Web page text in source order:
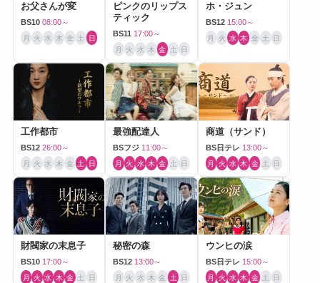
お父さんが変
BS10 08:00～
月 火 水 木 金 土 日
ピンクのリップス
ティック
BS11 17:00～
月 火 水 木 金 土 日
ホ・ジュン
BS12 15:00～
月 火 水 木 金 土 日
工作都市
BS12 26:00～
月 火 水 木 金 土 日
最強配達人
BSフジ 11:00～
月 火 水 木 金 土 日
商道（サンド）
BS日テレ 13:00～
月 火 水 木 金 土 日
財閥家の末息子
BS10 17:00～
月 火 水 木 金 土 日
秘密の森
BS12 13:00～
月 火 水 木 金 土 日
ウンヒの涙
BS日テレ 15:00～
月 火 水 木 金 土 日